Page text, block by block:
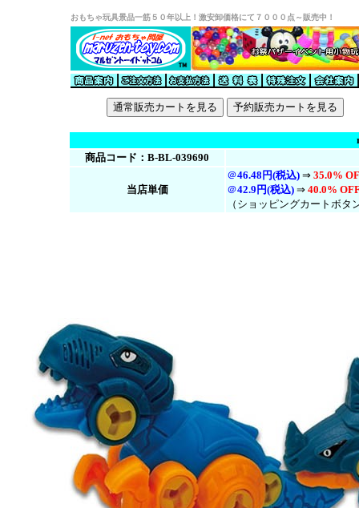
おもちゃ玩具景品一筋５０年以上！激安卸価格にて７０００点～販売中！
商品コード：B-BL-039690
当店単価
＠46.48円(税込) ⇒ 35.0%
＠42.9円(税込) ⇒ 40.0%
（ショッピングカートボ